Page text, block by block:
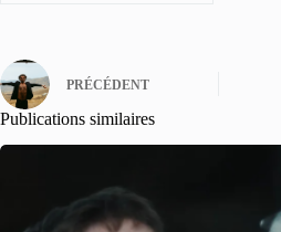
PRÉCÉDENT
Publications similaires